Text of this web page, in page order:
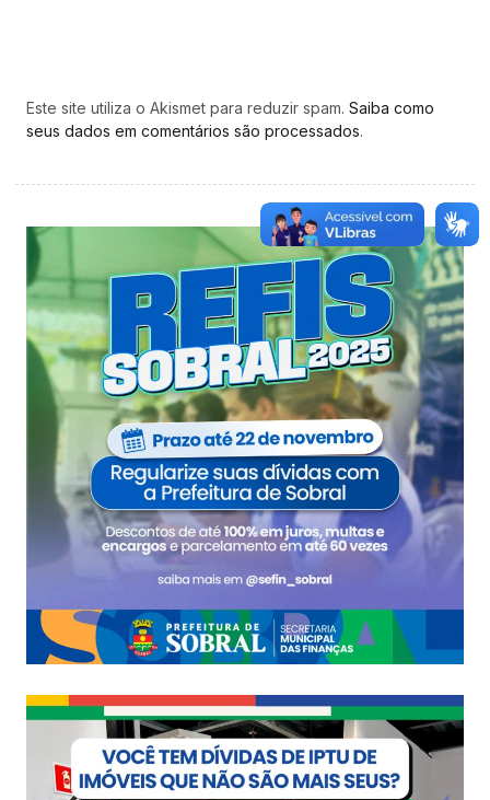
Este site utiliza o Akismet para reduzir spam. Saiba como
seus dados em comentários são processados.